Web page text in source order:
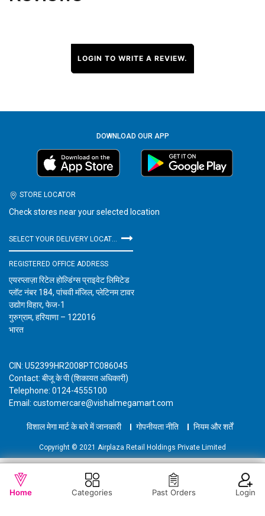
WISHLIST OUT OF STOCK
LOGIN TO WRITE A REVIEW.
DOWNLOAD OUR APP
STORE LOCATOR
Check stores near your selected location
REGISTERED OFFICE ADDRESS
एयरप्लाज़ा रिटेल होल्डिंग्स प्राइवेट लिमिटेड
प्लॉट नंबर 184, पांचवी मंजिल, प्लेटिनम टावर
उद्योग विहार, फेज-1
गुरुग्राम, हरियाणा – 122016
भारत
CIN: U52399HR2008PTC086045
Contact: बीजू के पी (शिकायत अधिकारी)
Telephone: 0124-4555100
Email: customercare@vishalmegamart.com
विशाल मेगा मार्ट के बारे में जानकारी गोपनीयता नीति नियम और शर्तें
Copyright © 2021 Airplaza Retail Holdings Private Limited
Home Categories Past Orders Login